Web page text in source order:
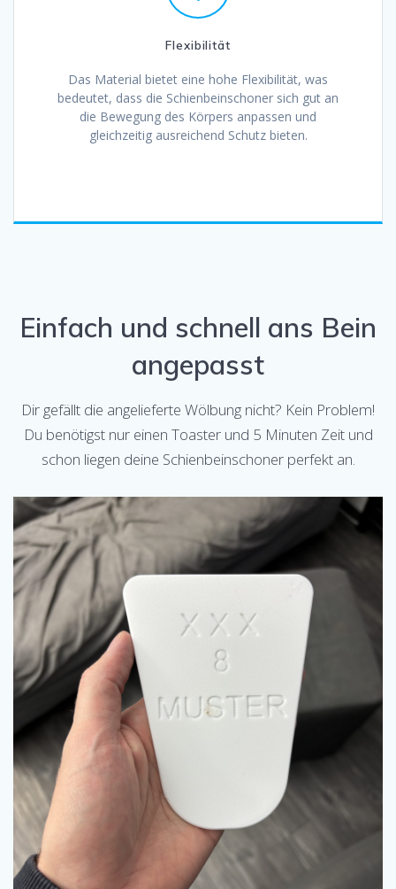
Flexibilität
Das Material bietet eine hohe Flexibilität, was
bedeutet, dass die Schienbeinschoner sich gut an
die Bewegung des Körpers anpassen und
gleichzeitig ausreichend Schutz bieten.
Einfach und schnell ans Bein
angepasst
Dir gefällt die angelieferte Wölbung nicht? Kein Problem!
Du benötigst nur einen Toaster und 5 Minuten Zeit und
schon liegen deine Schienbeinschoner perfekt an.